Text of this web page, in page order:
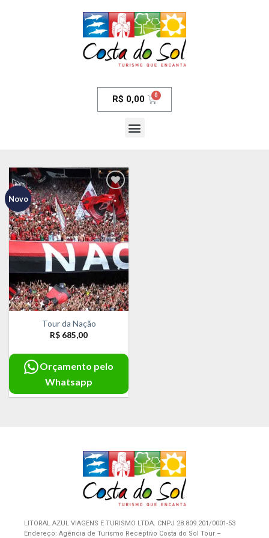
R$ 0,00
Novo
Adicionar
aos meus
desejos
Tour da Nação
R$ 685,00
Orçamento pelo
Whatsapp
LITORAL AZUL VIAGENS E TURISMO LTDA. CNPJ 28.809.201/0001-53
Endereço: Agência de Turismo Receptivo Costa do Sol Tour –